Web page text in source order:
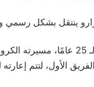
ينتقل بشكل رسمي
الأول، لتتم إعارته